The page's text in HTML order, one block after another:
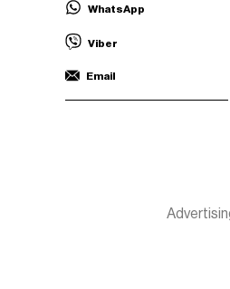
WhatsApp
Viber
Email